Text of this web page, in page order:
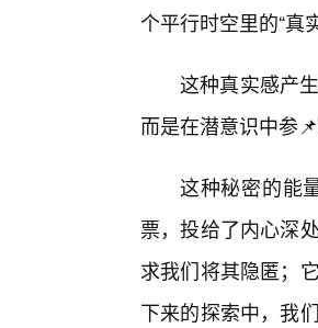
个平行时空里的“真实
这种真实感产
而是在潜意识中参
这种秘密的能
票，投给了内心深
求我们将其隐匿；
下来的探索中，我